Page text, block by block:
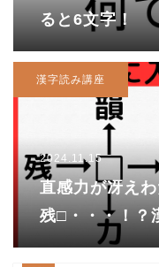
ると6文字！
漢字読み講座
2024.11.15
直感力が冴え
残□・・・！？